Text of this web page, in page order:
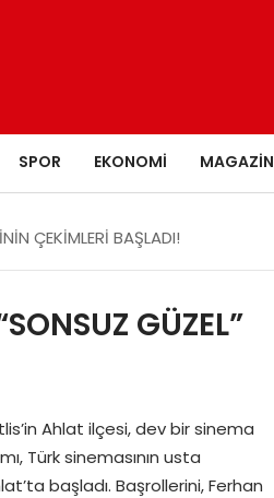
SPOR EKONOMI MAGAZIN
ÇEKİMLERİ BAŞLADI!
GÜZEL”
Ahlat ilçesi, dev bir sinema
Türk sinemasının usta
başladı. Başrollerini, Ferhan